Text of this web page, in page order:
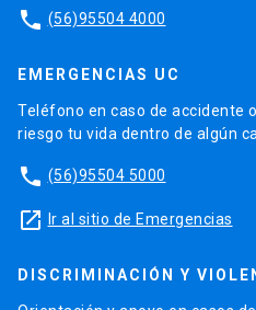
phone (56)95504 4000
EMERGENCIAS UC
Teléfono en caso de accidente
riesgo tu vida dentro de algún
phone (56)95504 5000
launch Ir al sitio de Emergencias
DISCRIMINACIÓN Y